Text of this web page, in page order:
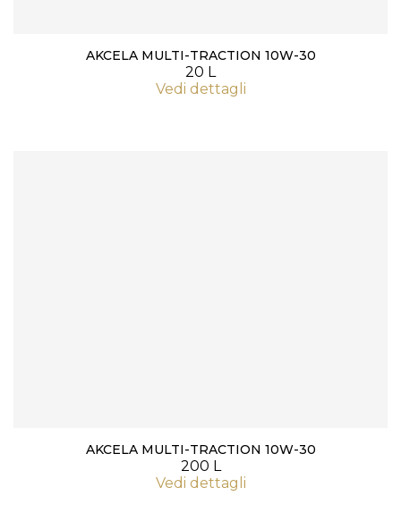
AKCELA MULTI-TRACTION 10W-30
20 L
Vedi dettagli
AKCELA MULTI-TRACTION 10W-30
200 L
Vedi dettagli